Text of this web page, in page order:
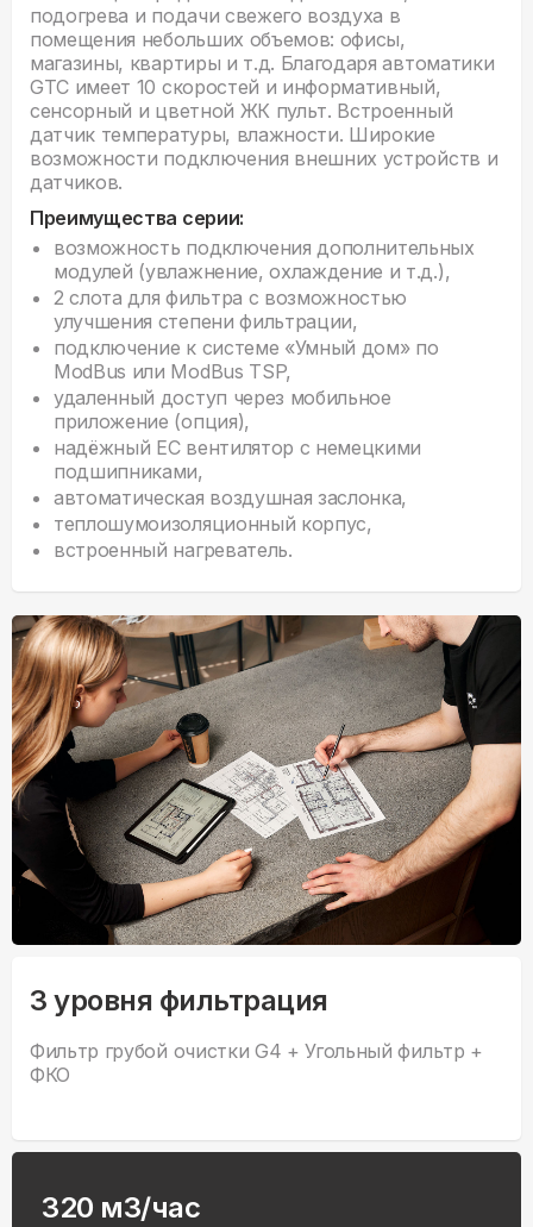
подогрева и подачи свежего воздуха в
помещения небольших объемов: офисы,
магазины, квартиры и т.д. Благодаря автоматики
GTC имеет 10 скоростей и информативный,
сенсорный и цветной ЖК пульт. Встроенный
датчик температуры, влажности. Широкие
возможности подключения внешних устройств и
датчиков.
Преимущества серии:
возможность подключения дополнительных
модулей (увлажнение, охлаждение и т.д.),
2 слота для фильтра с возможностью
улучшения степени фильтрации,
подключение к системе «Умный дом» по
ModBus или ModBus TSP,
удаленный доступ через мобильное
приложение (опция),
надёжный ЕС вентилятор с немецкими
подшипниками,
автоматическая воздушная заслонка,
теплошумоизоляционный корпус,
встроенный нагреватель.
3 уровня фильтрация
Фильтр грубой очистки G4 + Угольный фильтр +
ФКО
320 м3/час